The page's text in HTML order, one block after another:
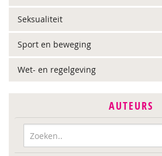
Seksualiteit
Sport en beweging
Wet- en regelgeving
AUTEURS